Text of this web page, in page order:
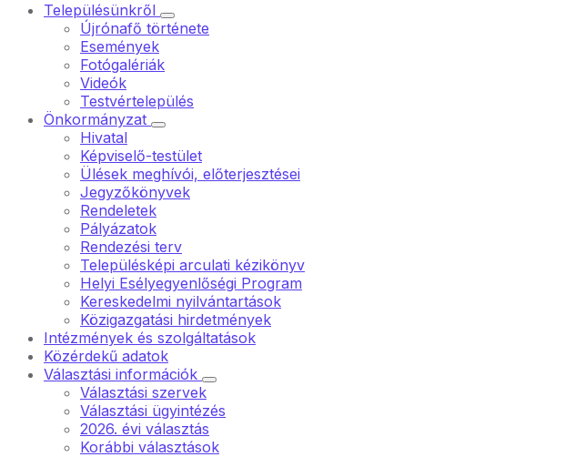
Településünkről
Újrónafő története
Események
Fotógalériák
Videók
Testvértelepülés
Önkormányzat
Hivatal
Képviselő-testület
Ülések meghívói, előterjesztései
Jegyzőkönyvek
Rendeletek
Pályázatok
Rendezési terv
Településképi arculati kézikönyv
Helyi Esélyegyenlőségi Program
Kereskedelmi nyilvántartások
Közigazgatási hirdetmények
Intézmények és szolgáltatások
Közérdekű adatok
Választási információk
Választási szervek
Választási ügyintézés
2026. évi választás
Korábbi választások